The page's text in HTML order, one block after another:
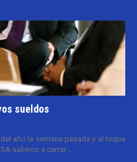
sueldos
año la semana pasada y al toque
salieron a cerrar...